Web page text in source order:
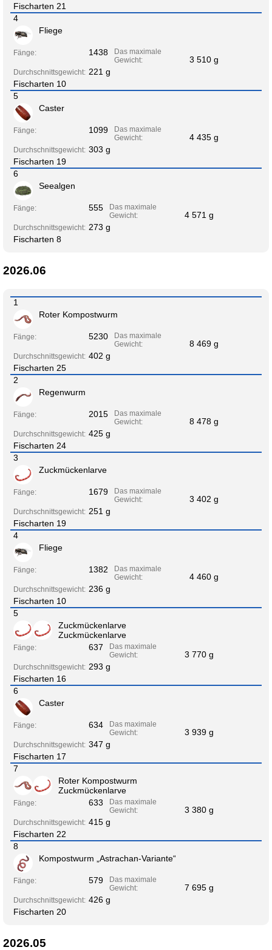
Fischarten 21
4
Fliege
Fänge: 1438
Das maximale
Gewicht:
3 510 g
Durchschnittsgewicht: 221 g
Fischarten 10
5
Caster
Fänge: 1099
Das maximale
Gewicht:
4 435 g
Durchschnittsgewicht: 303 g
Fischarten 19
6
Seealgen
Fänge: 555
Das maximale
Gewicht:
4 571 g
Durchschnittsgewicht: 273 g
Fischarten 8
2026.06
1
Roter Kompostwurm
Fänge: 5230
Das maximale
Gewicht:
8 469 g
Durchschnittsgewicht: 402 g
Fischarten 25
2
Regenwurm
Fänge: 2015
Das maximale
Gewicht:
8 478 g
Durchschnittsgewicht: 425 g
Fischarten 24
3
Zuckmückenlarve
Fänge: 1679
Das maximale
Gewicht:
3 402 g
Durchschnittsgewicht: 251 g
Fischarten 19
4
Fliege
Fänge: 1382
Das maximale
Gewicht:
4 460 g
Durchschnittsgewicht: 236 g
Fischarten 10
5
Zuckmückenlarve
Zuckmückenlarve
Fänge: 637
Das maximale
Gewicht:
3 770 g
Durchschnittsgewicht: 293 g
Fischarten 16
6
Caster
Fänge: 634
Das maximale
Gewicht:
3 939 g
Durchschnittsgewicht: 347 g
Fischarten 17
7
Roter Kompostwurm
Zuckmückenlarve
Fänge: 633
Das maximale
Gewicht:
3 380 g
Durchschnittsgewicht: 415 g
Fischarten 22
8
Kompostwurm „Astrachan-Variante“
Fänge: 579
Das maximale
Gewicht:
7 695 g
Durchschnittsgewicht: 426 g
Fischarten 20
2026.05